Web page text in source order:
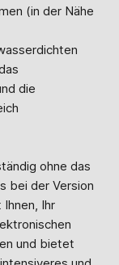
(in der Nähe
die
ohne das
bei der Version
Ihr
und bietet